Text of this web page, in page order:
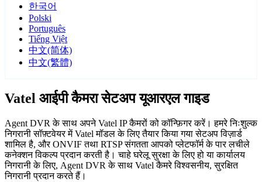
한국어
Polski
Português
Tiếng Việt
中文(简体)
中文(繁體)
Vatel आईपी कैमरा सेटअप यूआरएल गाइड
Agent DVR के साथ अपने Vatel IP कैमरों को कॉन्फ़िगर करें। हमरे निःशुल्क
निगरानी सॉफ़्टवेयर में Vatel मॉडल के लिए तैयार किया गया सेटअप विज़ार्ड
शामिल है, और ONVIF तथा RTSP संगतता आपको प्लेटफॉर्म के पार लचीले
कनेक्शन विकल्प प्रदान करती है। चाहे घरेलू सुरक्षा के लिए हो या कार्यालय
निगरानी के लिए, Agent DVR के साथ Vatel कैमरे विश्वसनीय, सुरक्षित
निगरानी प्रदान करते हैं।